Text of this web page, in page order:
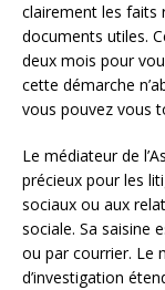
clairement les faits
documents utiles.
deux mois pour
cette démarche
vous pouvez vous
Le médiateur de
précieux pour les
sociaux ou aux
sociale. Sa saisine
ou par courrier. Le
d’investigation